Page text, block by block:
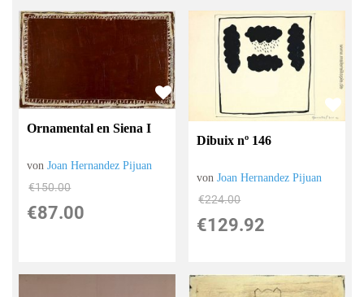
Ornamental en Siena I
vonJoan Hernandez Pijuan
€150.00
€87.00
Dibuix nº 146
vonJoan Hernandez Pijuan
€224.00
€129.92